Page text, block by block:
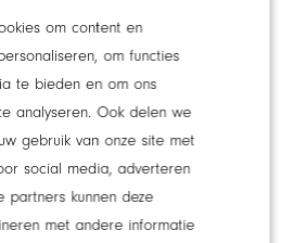
10
zorg en dwang
zorg vallen onder de
geldt een aparte
om content en
om functies
te bieden en om ons
analyseren. Ook delen we
gebruik van onze site met
social media, adverteren
partners kunnen deze
met andere informatie